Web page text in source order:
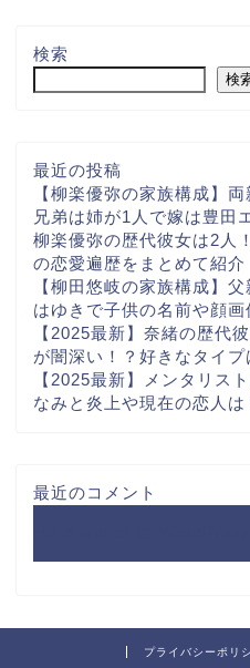
検索
検
最近の投稿
【柳楽優弥の家族構成】
兄弟は姉が1人で嫁は豊田
柳楽優弥の歴代彼女は2人
の恋愛遍歴をまとめて紹介
【柳田悠岐の家族構成】
はゆきで子供の名前や顔画
【2025最新】奈緒の歴代
が闇深い！？好きなタイプ
【2025最新】メンタリス
なみと炎上や現在の恋人は
最近のコメント
プライバシーポリ